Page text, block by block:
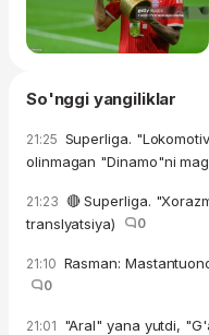
So'nggi yangiliklar
21:25 Superliga.
olinmagan "Dinamo"ni
21:23 🔴 Superliga.
translyatsiya)
0
21:10 Rasman:
0
21:01 "Aral" yana yutdi,